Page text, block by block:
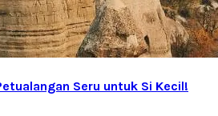
Seru untuk Si Kecil!